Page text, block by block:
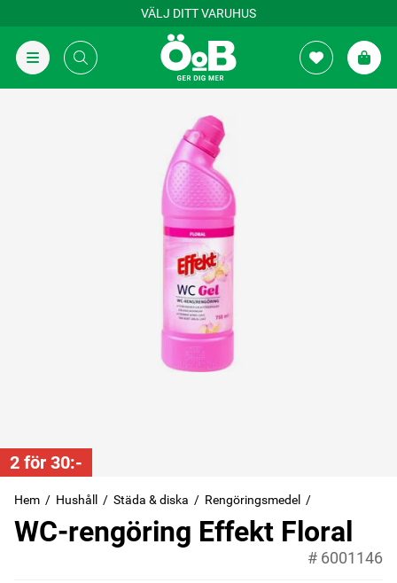
VÄLJ DITT VARUHUS
2 för 30:-
Hem Hushåll Städa & diska Rengöringsmedel
WC-rengöring Effekt Floral
# 6001146